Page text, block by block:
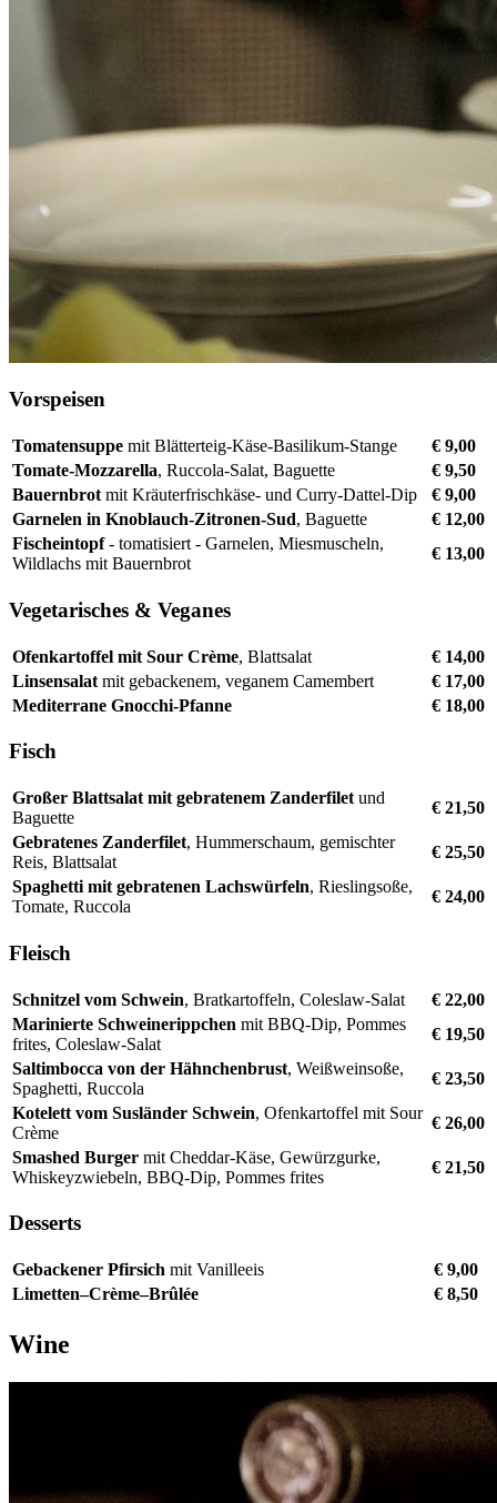
Vorspeisen
Tomatensuppe mit Blätterteig-Käse-Basilikum-Stange
€ 9,00
Tomate-Mozzarella, Ruccola-Salat, Baguette
€ 9,50
Bauernbrot mit Kräuterfrischkäse- und Curry-Dattel-Dip
€ 9,00
Garnelen in Knoblauch-Zitronen-Sud, Baguette
€ 12,00
Fischeintopf- tomatisiert - Garnelen, Miesmuscheln,
Wildlachs mit Bauernbrot
€ 13,00
Vegetarisches & Veganes
Ofenkartoffel mit Sour Crème, Blattsalat
€ 14,00
Linsensalat mit gebackenem, veganem Camembert
€ 17,00
Mediterrane Gnocchi-Pfanne
€ 18,00
Fisch
Großer Blattsalat mit gebratenem Zanderfilet und
Baguette
€ 21,50
Gebratenes Zanderfilet, Hummerschaum, gemischter
Reis, Blattsalat
€ 25,50
Spaghetti mit gebratenen Lachswürfeln, Rieslingsoße,
Tomate, Ruccola
€ 24,00
Fleisch
Schnitzel vom Schwein, Bratkartoffeln, Coleslaw-Salat
€ 22,00
Marinierte Schweinerippchen mit BBQ-Dip, Pommes
frites, Coleslaw-Salat
€ 19,50
Saltimbocca von der Hähnchenbrust, Weißweinsoße,
Spaghetti, Ruccola
€ 23,50
Kotelett vom Susländer Schwein, Ofenkartoffel mit Sour
Crème
€ 26,00
Smashed Burger mit Cheddar-Käse, Gewürzgurke,
Whiskeyzwiebeln, BBQ-Dip, Pommes frites
€ 21,50
Desserts
Gebackener Pfirsich mit Vanilleeis
€ 9,00
Limetten–Crème–Brûlée
€ 8,50
Wine